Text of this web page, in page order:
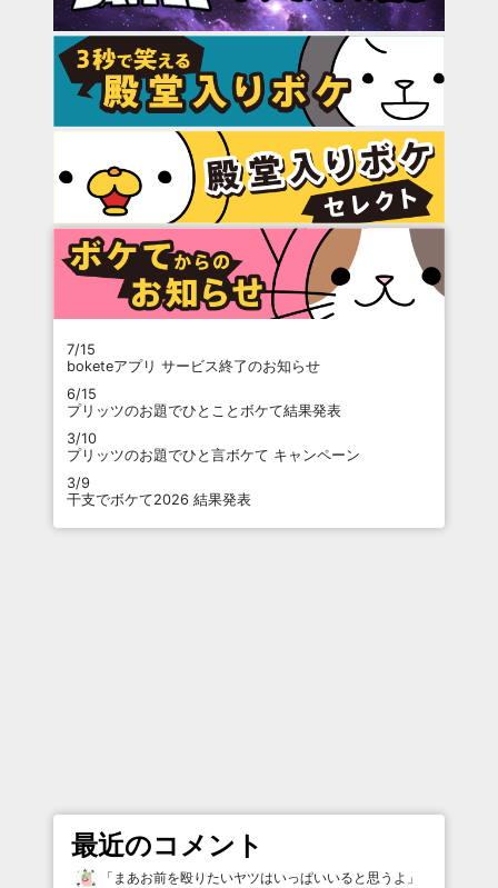
7/15
boketeアプリ サービス終了のお知らせ
6/15
プリッツのお題でひとことボケて結果発表
3/10
プリッツのお題でひと言ボケて キャンペーン
3/9
干支でボケて2026 結果発表
最近のコメント
「 まあお前を殴りたいヤツはいっぱいいると思うよ 」